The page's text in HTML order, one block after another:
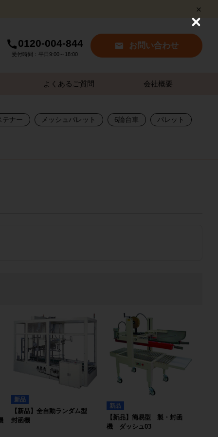
0120-004-844
受付時間：平日9:00～18:00
お問い合わせ
よくあるご質問 会社概要
テナー メッシュパレット 6論台車 パレット
新品
【新品】全自動ランダム型
封函機
新品
【新品】簡易型 製・封函
機 ダッシュ03
C
l